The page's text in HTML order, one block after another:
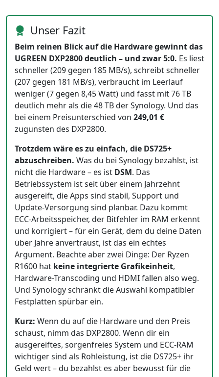
Unser Fazit
Beim reinen Blick auf die Hardware gewinnt das
UGREEN DXP2800 deutlich – und zwar 5:0. Es liest
schneller (209 gegen 185 MB/s), schreibt schneller
(207 gegen 181 MB/s), verbraucht im Leerlauf
weniger (7 gegen 8,45 Watt) und fasst mit 76 TB
deutlich mehr als die 48 TB der Synology. Und das
bei einem Preisunterschied von 249,01 €
zugunsten des DXP2800.
Trotzdem wäre es zu einfach, die DS725+
abzuschreiben. Was du bei Synology bezahlst, ist
nicht die Hardware – es ist DSM. Das
Betriebssystem ist seit über einem Jahrzehnt
ausgereift, die Apps sind stabil, Support und
Update-Versorgung sind planbar. Dazu kommt
ECC-Arbeitsspeicher, der Bitfehler im RAM erkennt
und korrigiert – für ein Gerät, dem du deine Daten
über Jahre anvertraust, ist das ein echtes
Argument. Beachte aber zwei Dinge: Der Ryzen
R1600 hat keine integrierte Grafikeinheit,
Hardware-Transcoding und HDMI fallen also weg.
Und Synology schränkt die Auswahl kompatibler
Festplatten spürbar ein.
Kurz: Wenn du auf die Hardware und den Preis
schaust, nimm das DXP2800. Wenn dir ein
ausgereiftes, sorgenfreies System und ECC-RAM
wichtiger sind als Rohleistung, ist die DS725+ ihr
Geld wert – du bezahlst es aber bewusst für die